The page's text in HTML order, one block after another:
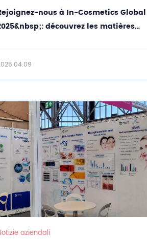
nous à In-Cosmetics Global
découvrez les matières
aziendali